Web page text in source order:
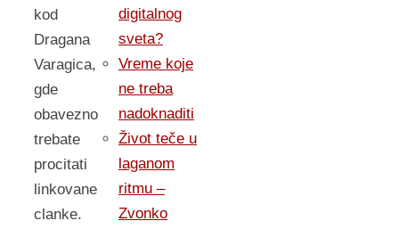
kod
Dragana
Varagica,
gde
obavezno
trebate
procitati
linkovane
clanke.
digitalnog
sveta?
Vreme koje
ne treba
nadoknaditi
Život teče u
laganom
ritmu –
Zvonko